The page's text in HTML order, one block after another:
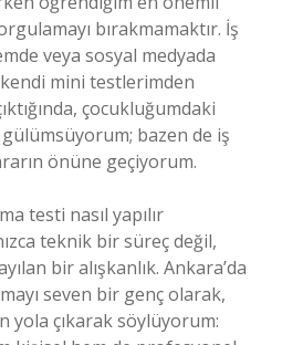
bırakmamaktır. İş
veya sosyal medyada
kendi mini testlerimden
çocukluğumdaki
bazen de iş
önüne geçiyorum.
testi nasıl yapılır
teknik bir süreç değil,
bir alışkanlık. Ankara’da
seven bir genç olarak,
yola çıkarak söylüyorum: